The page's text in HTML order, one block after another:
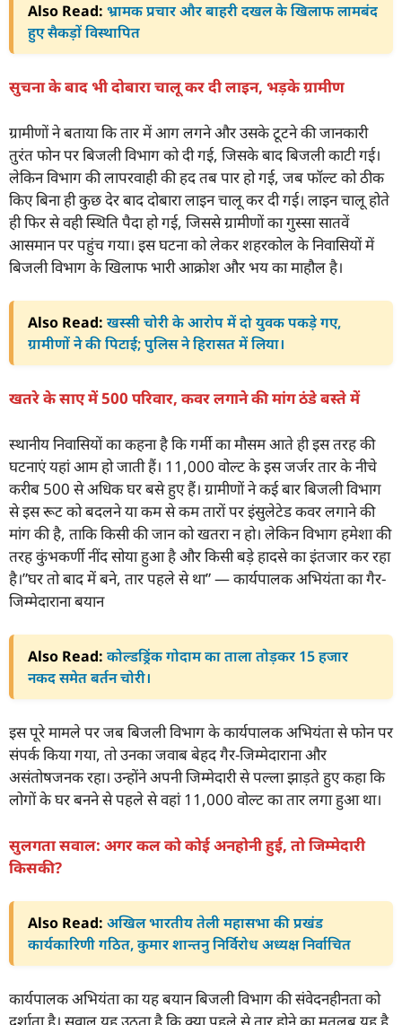
Also Read: भ्रामक प्रचार और बाहरी दखल के खिलाफ लामबंद
हुए सैकड़ों विस्थापित
सुचना के बाद भी दोबारा चालू कर दी लाइन, भड़के ग्रामीण
ग्रामीणों ने बताया कि तार में आग लगने और उसके टूटने की जानकारी
तुरंत फोन पर बिजली विभाग को दी गई, जिसके बाद बिजली काटी गई।
लेकिन विभाग की लापरवाही की हद तब पार हो गई, जब फॉल्ट को ठीक
किए बिना ही कुछ देर बाद दोबारा लाइन चालू कर दी गई। लाइन चालू होते
ही फिर से वही स्थिति पैदा हो गई, जिससे ग्रामीणों का गुस्सा सातवें
आसमान पर पहुंच गया। इस घटना को लेकर शहरकोल के निवासियों में
बिजली विभाग के खिलाफ भारी आक्रोश और भय का माहौल है।
Also Read: खस्सी चोरी के आरोप में दो युवक पकड़े गए,
ग्रामीणों ने की पिटाई; पुलिस ने हिरासत में लिया।
खतरे के साए में 500 परिवार, कवर लगाने की मांग ठंडे बस्ते में
स्थानीय निवासियों का कहना है कि गर्मी का मौसम आते ही इस तरह की
घटनाएं यहां आम हो जाती हैं। 11,000 वोल्ट के इस जर्जर तार के नीचे
करीब 500 से अधिक घर बसे हुए हैं। ग्रामीणों ने कई बार बिजली विभाग
से इस रूट को बदलने या कम से कम तारों पर इंसुलेटेड कवर लगाने की
मांग की है, ताकि किसी की जान को खतरा न हो। लेकिन विभाग हमेशा की
तरह कुंभकर्णी नींद सोया हुआ है और किसी बड़े हादसे का इंतजार कर रहा
है।”घर तो बाद में बने, तार पहले से था” — कार्यपालक अभियंता का गैर-
जिम्मेदाराना बयान
Also Read: कोल्डड्रिंक गोदाम का ताला तोड़कर 15 हजार
नकद समेत बर्तन चोरी।
इस पूरे मामले पर जब बिजली विभाग के कार्यपालक अभियंता से फोन पर
संपर्क किया गया, तो उनका जवाब बेहद गैर-जिम्मेदाराना और
असंतोषजनक रहा। उन्होंने अपनी जिम्मेदारी से पल्ला झाड़ते हुए कहा कि
लोगों के घर बनने से पहले से वहां 11,000 वोल्ट का तार लगा हुआ था।
सुलगता सवाल: अगर कल को कोई अनहोनी हुई, तो जिम्मेदारी
किसकी?
Also Read: अखिल भारतीय तेली महासभा की प्रखंड
कार्यकारिणी गठित, कुमार शान्तनु निर्विरोध अध्यक्ष निर्वाचित
कार्यपालक अभियंता का यह बयान बिजली विभाग की संवेदनहीनता को